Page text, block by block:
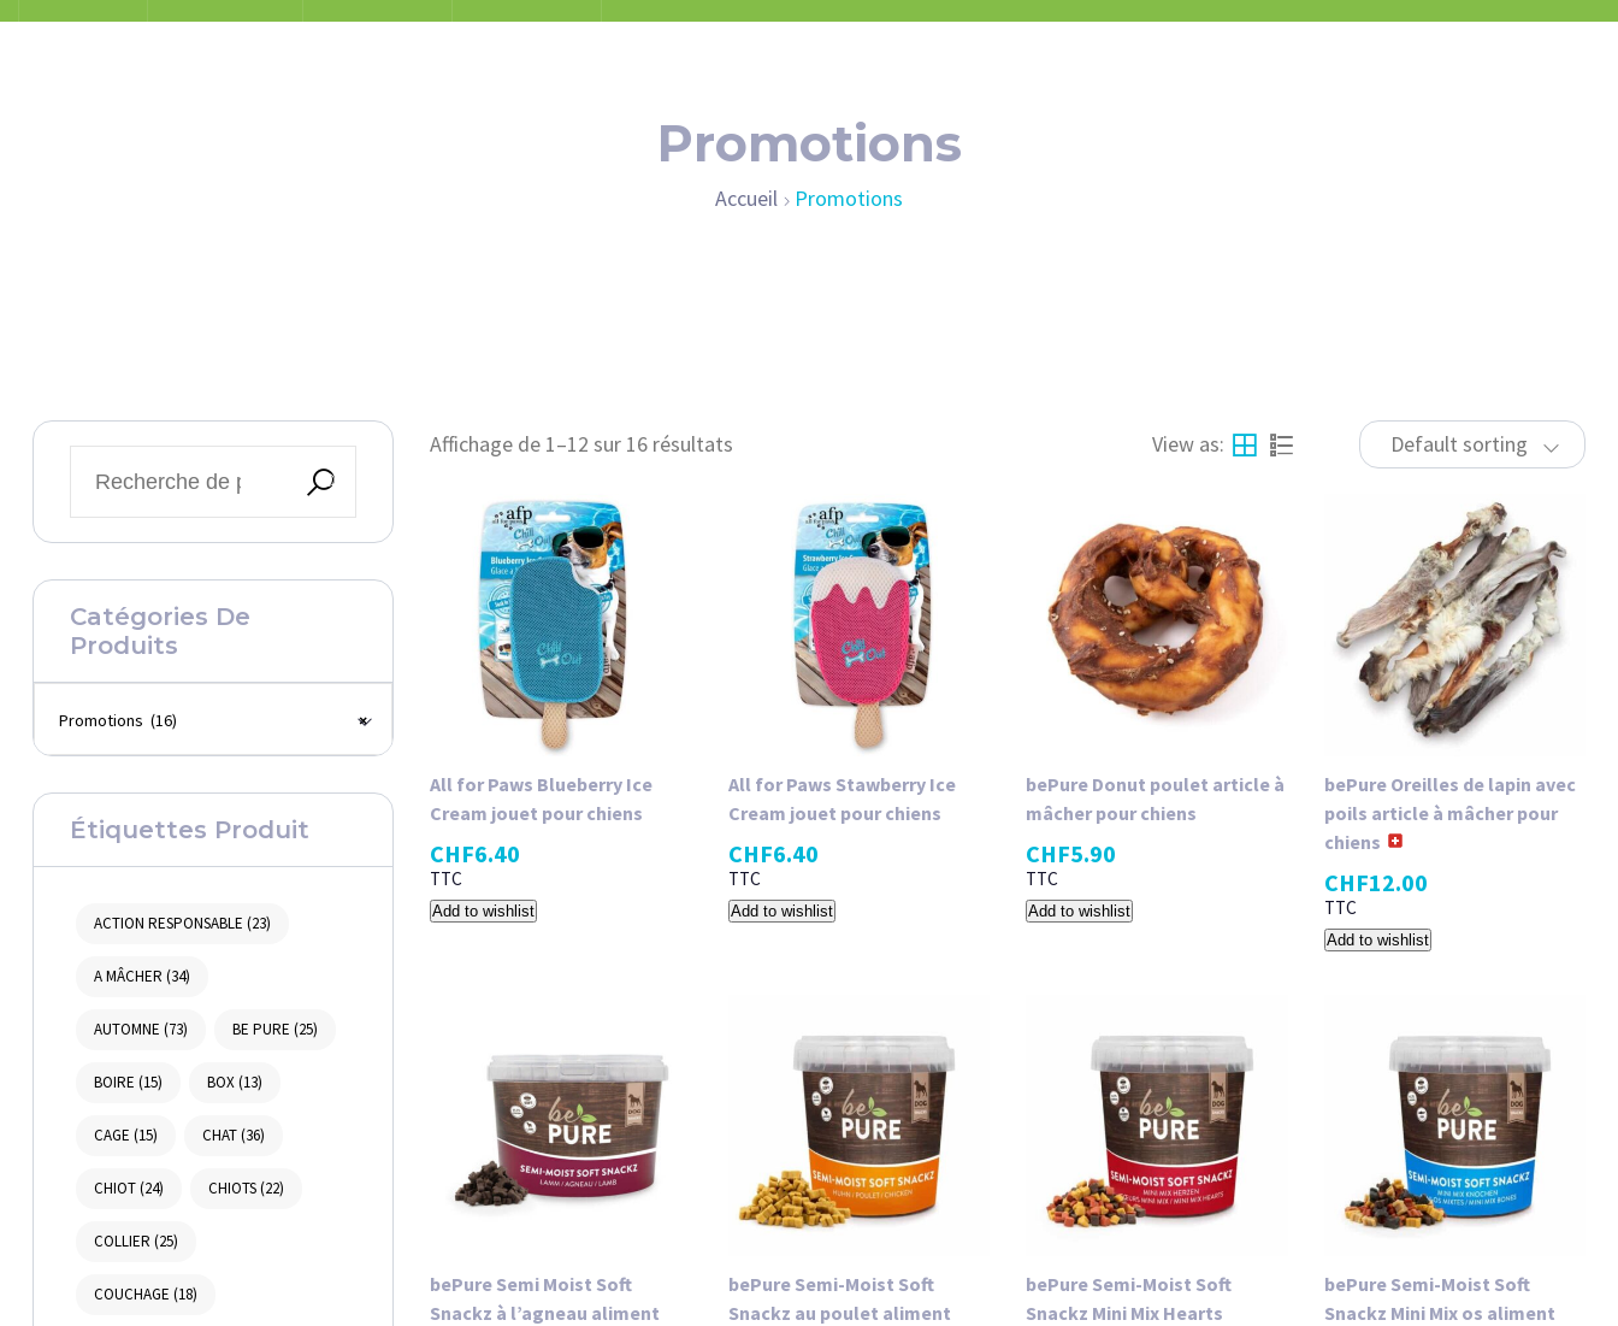
Promotions
Accueil Promotions
Catégories De
Produits
×
Promotions (16)
Étiquettes Produit
ACTION RESPONSABLE (23)
A MÂCHER (34)
AUTOMNE (73) BE PURE (25)
BOIRE (15) BOX(13)
CAGE (15) CHAT(36)
CHIOT(24) CHIOTS(22)
COLLIER (25)
COUCHAGE (18)
Affichage de 1–12 sur 16 résultats Default sorting
View as:
All for Paws Blueberry Ice
Cream jouet pour chiens
CHF6.40
TTC
Add to wishlist
All for Paws Stawberry Ice
Cream jouet pour chiens
CHF6.40
TTC
Add to wishlist
bePure Donut poulet article à
mâcher pour chiens
CHF5.90
TTC
Add to wishlist
bePure Oreilles de lapin avec
poils article à mâcher pour
chiens
CHF12.00
TTC
Add to wishlist
bePure Semi Moist Soft
Snackz à l’agneau aliment
bePure Semi​-​Moist Soft
Snackz au poulet aliment
bePure Semi​-​Moist Soft
Snackz Mini Mix Hearts
bePure Semi​-​Moist Soft
Snackz Mini Mix os aliment